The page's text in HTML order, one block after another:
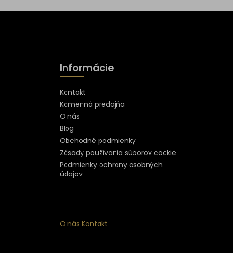
Informácie
Kontakt
Kamenná predajňa
O nás
Blog
Obchodné podmienky
Zásady používania súborov cookie
Podmienky ochrany osobných
údajov
O nás Kontakt